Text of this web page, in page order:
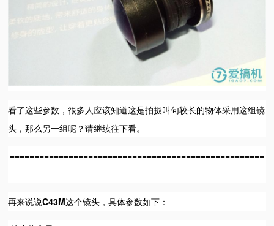
看了这些参数，很多人应该知道这是拍摄叫句较长的物体采用这组镜
头，那么另一组呢？请继续往下看。
====================================================
=============================================
再来说说C43M这个镜头，具体参数如下：